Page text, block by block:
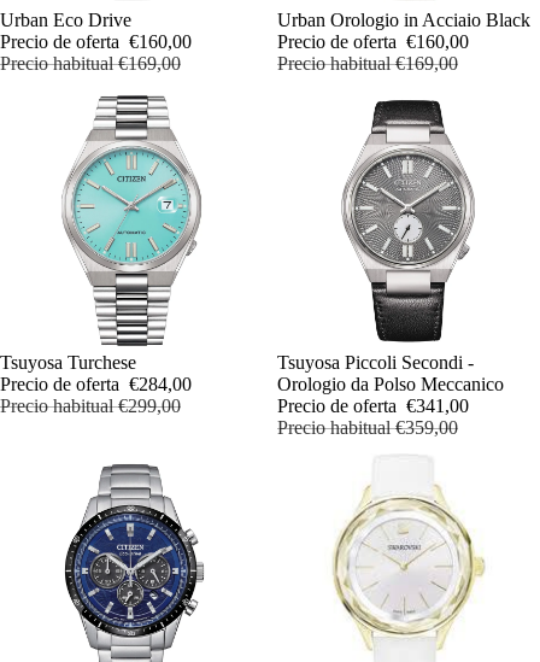
OFERTA
Urban Eco Drive
Precio de oferta €160,00
Precio habitual€169,00
OFERTA
Urban Orologio in Acciaio Black
Precio de oferta €160,00
Precio habitual€169,00
OFERTA
Tsuyosa Turchese
Precio de oferta €284,00
Precio habitual€299,00
OFERTA
Tsuyosa Piccoli Secondi -
Orologio da Polso Meccanico
Precio de oferta €341,00
Precio habitual€359,00